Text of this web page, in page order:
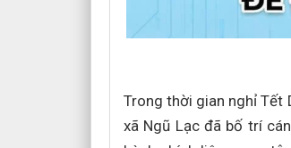
Trong thời gian nghỉ
xã Ngũ Lạc đã bố trí